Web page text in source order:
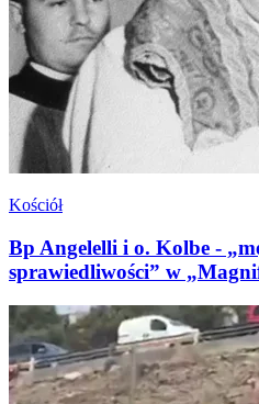
Kościół
Bp Angelelli i o. Kolbe -
sprawiedliwości” w